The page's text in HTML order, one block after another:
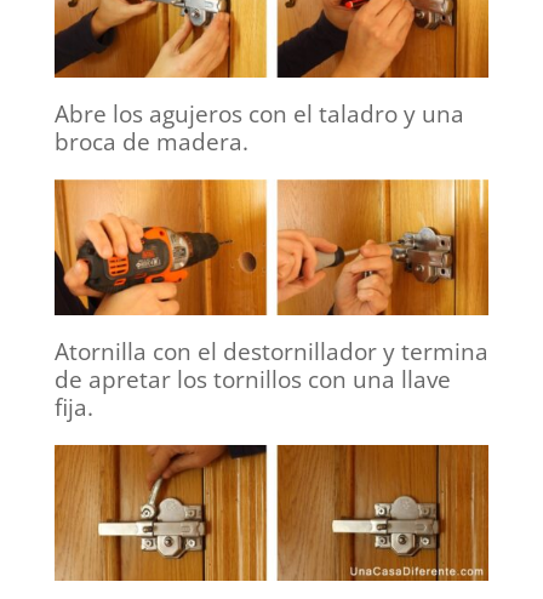
Abre los agujeros con el taladro y una
broca de madera.
Atornilla con el destornillador y termina
de apretar los tornillos con una llave
fija.